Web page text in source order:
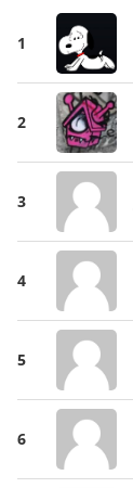
1
2
3
4
5
6